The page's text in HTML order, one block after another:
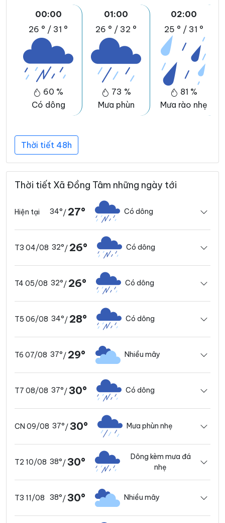
00:00
26 ° / 31 °
60 %
Có dông
01:00
26 ° / 32 °
73 %
Mưa phùn
02:00
25 ° / 31 °
81 %
Mưa rào nhẹ
Thời tiết 48h
Thời tiết Xã Đồng Tâm những ngày tới
Hiện tại 34°/ 27° Có dông
T3 04/08 32°/ 26° Có dông
T4 05/08 32°/ 26° Có dông
T5 06/08 34°/ 28° Có dông
T6 07/08 37°/ 29° Nhiều mây
T7 08/08 37°/30° Có dông
CN 09/08 37°/30° Mưa phùn nhẹ
T2 10/08 38°/30°
Dông kèm mưa đá
nhẹ
T3 11/08 38°/30° Nhiều mây